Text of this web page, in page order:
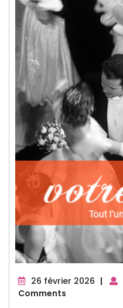
26 février 2026 26
|
Comments